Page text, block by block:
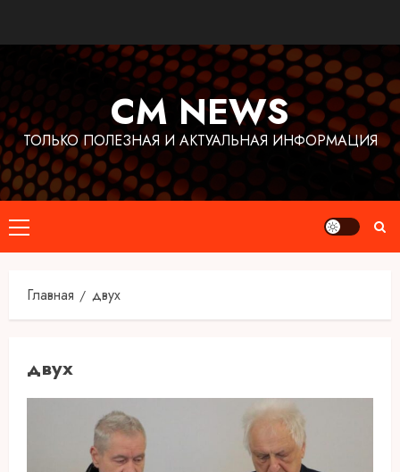
содержимому
CM NEWS
ТОЛЬКО ПОЛЕЗНАЯ И АКТУАЛЬНАЯ ИНФОРМАЦИЯ
Основное
меню
Главная двух
двух